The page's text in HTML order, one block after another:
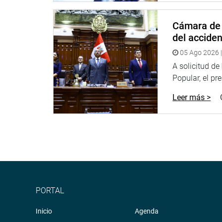
Colonia fusionada con Santa Rosa de Lima,
popular con lo colonial.
Alrededor aparecen la danza marinera, la plaza
memoria, costumbres y vida cultural limeña.
El tercer lugar fue para José Alexander
pintura fue «Una ciudad formada por quienes la
El concurso tuvo como propósito estimular la
Cámara
del
05 Ago 2026
A solicitud de
Popular, el
Leer más >
PORTAL
Inicio
Agenda